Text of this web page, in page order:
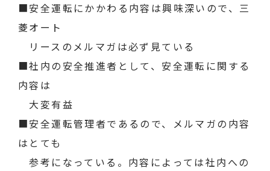
■安全運転にかかわる内容は興味深いので、三
菱オート
リースのメルマガは必ず見ている
■社内の安全推進者として、安全運転に関する
内容は
大変有益
■安全運転管理者であるので、メルマガの内容
はとても
参考になっている。内容によっては社内への